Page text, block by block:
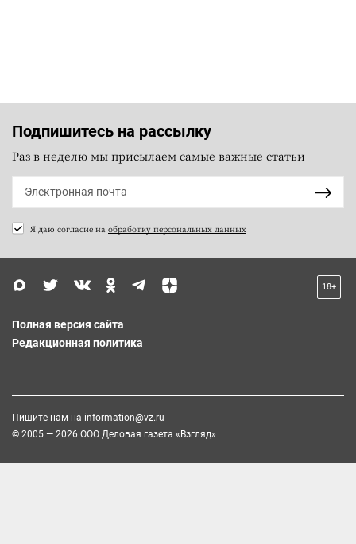
Подпишитесь на рассылку
Раз в неделю мы присылаем самые важные статьи
Я даю согласие на обработку персональных данных
18+
Полная версия сайта
Редакционная политика
Пишите нам на information@vz.ru
© 2005 — 2026 ООО Деловая газета «Взгляд»